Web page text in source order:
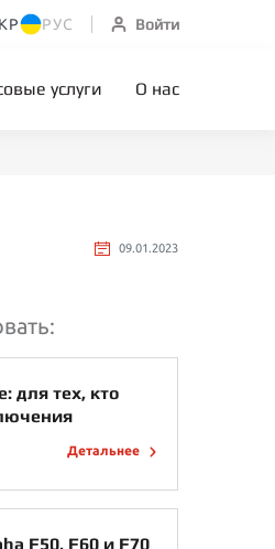
РУС Войти
услуги О нас
09.01.2023
для тех, кто
Детальнее
F50, F60 и F70